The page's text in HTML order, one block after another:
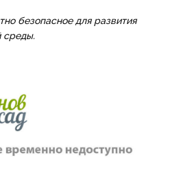
безопасное для развития